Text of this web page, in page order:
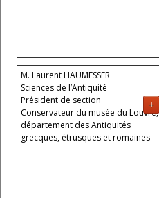
M. Laurent HAUMESSER
+
Sciences de l’Antiquité
Président de section
Conservateur du musée du Louvre,
département des Antiquités
grecques, étrusques et romaines